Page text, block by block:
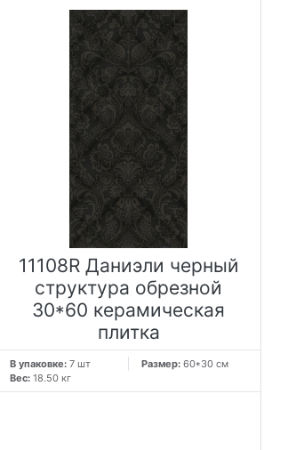
11108R Даниэли черный
структура обрезной
30*60 керамическая
плитка
В упаковке:7 шт Размер: 60*30 см
Вес: 18.50 кг